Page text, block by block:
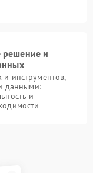
и
инструментов,
данными:
и